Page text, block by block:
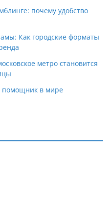
почему удобство
Как городские форматы
метро становится
помощник в мире